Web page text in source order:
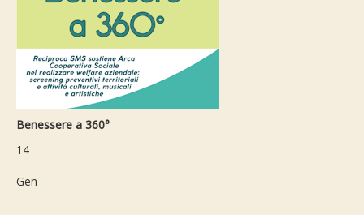
Benessere a 360°
14
Gen